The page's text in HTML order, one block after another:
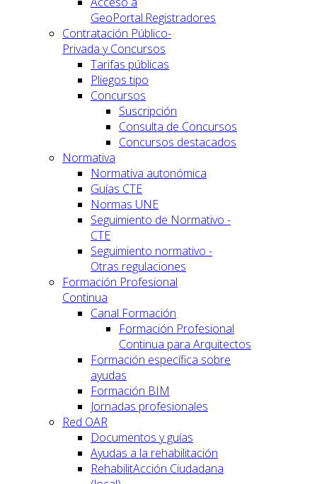
GeoPortal.Registradores
Contratación Público-
Privada y Concursos
Tarifas públicas
Pliegos tipo
Concursos
Suscripción
Consulta de Concursos
Concursos destacados
Normativa
Normativa autonómica
Guías CTE
Normas UNE
Seguimiento de Normativo -
CTE
Seguimiento normativo -
Otras regulaciones
Formación Profesional
Continua
Canal Formación
Formación Profesional
Continua para Arquitectos
Formación específica sobre
ayudas
Formación BIM
Jornadas profesionales
Red OAR
Documentos y guías
Ayudas a la rehabilitación
RehabilitAcción Ciudadana